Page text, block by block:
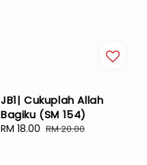
JB1| Cukuplah Allah
Bagiku (SM 154)
Sale
RM 18.00 Regular
RM 20.00